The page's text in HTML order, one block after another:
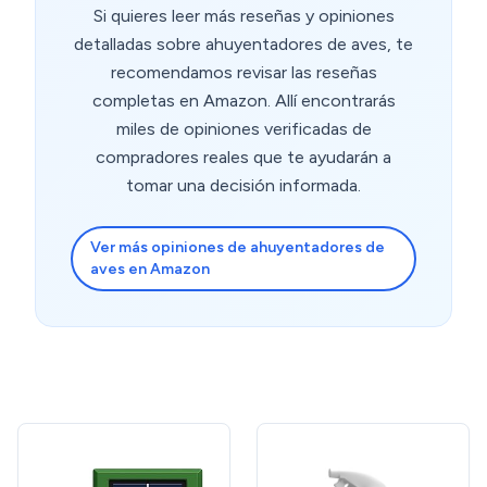
Si quieres leer más reseñas y opiniones
detalladas sobre ahuyentadores de aves, te
recomendamos revisar las reseñas
completas en Amazon. Allí encontrarás
miles de opiniones verificadas de
compradores reales que te ayudarán a
tomar una decisión informada.
Ver más opiniones de ahuyentadores de
aves en Amazon